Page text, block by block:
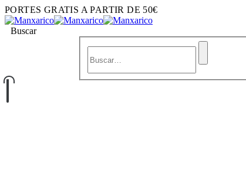
PORTES GRATIS A PARTIR DE 50€
Buscar